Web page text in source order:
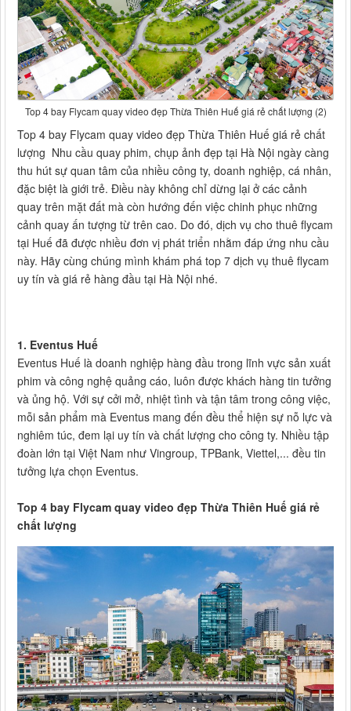
Top 4 bay Flycam quay video đẹp Thừa Thiên Huế giá rẻ chất lượng (2)
Top 4 bay Flycam quay video đẹp Thừa Thiên Huế giá rẻ chất
lượng Nhu cầu quay phim, chụp ảnh đẹp tại Hà Nội ngày càng
thu hút sự quan tâm của nhiều công ty, doanh nghiệp, cá nhân,
đặc biệt là giới trẻ. Điều này không chỉ dừng lại ở các cảnh
quay trên mặt đất mà còn hướng đến việc chinh phục những
cảnh quay ấn tượng từ trên cao. Do đó, dịch vụ cho thuê flycam
tại Huế đã được nhiều đơn vị phát triển nhằm đáp ứng nhu cầu
này. Hãy cùng chúng mình khám phá top 7 dịch vụ thuê flycam
uy tín và giá rẻ hàng đầu tại Hà Nội nhé.
1. Eventus Huế
Eventus Huế là doanh nghiệp hàng đầu trong lĩnh vực sản xuất
phim và công nghệ quảng cáo, luôn được khách hàng tin tưởng
và ủng hộ. Với sự cởi mở, nhiệt tình và tận tâm trong công việc,
mỗi sản phẩm mà Eventus mang đến đều thể hiện sự nỗ lực và
nghiêm túc, đem lại uy tín và chất lượng cho công ty. Nhiều tập
đoàn lớn tại Việt Nam như Vingroup, TPBank, Viettel,... đều tin
tưởng lựa chọn Eventus.
Top 4 bay Flycam quay video đẹp Thừa Thiên Huế giá rẻ
chất lượng